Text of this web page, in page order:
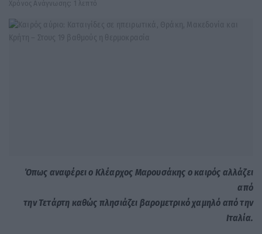
Χρόνος Ανάγνωσης: 1 λεπτό
Όπως αναφέρει ο Κλέαρχος Μαρουσάκης ο καιρός αλλάζει
από
την Τετάρτη καθώς πλησιάζει βαρομετρικό χαμηλό από την
Ιταλία.